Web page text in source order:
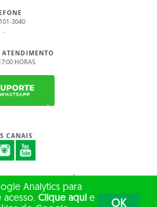
3040
.
HORAS
CANAIS
DO ESTADO DO CEARÁ
RESERVADOS
Analytics para
acesso. Clique aqui e
OK